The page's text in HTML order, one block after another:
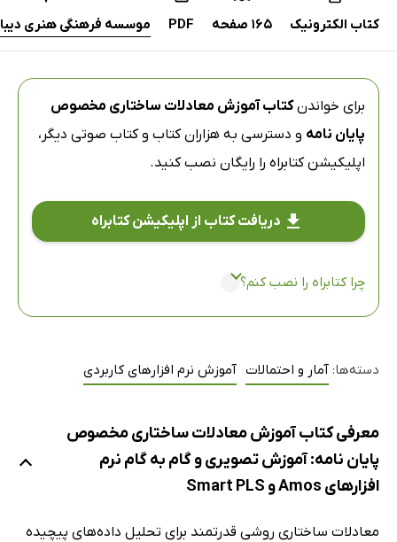
کتاب الکترونیک 165 صفحه PDF موسسه فرهنگی هنری
برای خواندنکتاب آموزش معادلات ساختاری مخصوص
پایان نامه و دسترسی به هزاران کتاب و کتاب صوتی دیگر،
اپلیکیشن کتابراه را رایگان نصب کنید.
دریافت کتاب از اپلیکیشن کتابراه
چرا کتابراه را نصب کنم؟
دسته‌ها: آمار و احتمالات آموزش نرم افزارهای کاربردی
معرفی کتاب آموزش معادلات ساختاری مخصوص
پایان نامه: آموزش تصویری و گام به گام نرم
افزارهای Amos و Smart PLS
معادلات ساختاری روشی قدرتمند برای تحلیل داده‌های پیچیده